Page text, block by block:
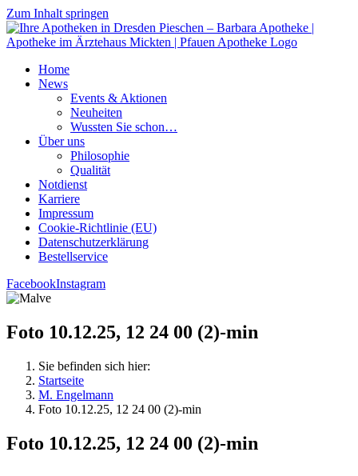
Zum Inhalt springen
Home
News
Events & Aktionen
Neu­hei­ten
Wuss­ten Sie schon…
Über uns
Phi­lo­so­phie
Qua­li­tät
Not­dienst
Kar­rie­re
Impres­sum
Coo­kie-Rich­t­­li­­nie (EU)
Datenschutz­erklärung
Bestell­ser­vice
FacebookInstagram
Foto 10.12.25, 12 24 00 (2)-min
Sie befinden sich hier:
Startseite
M. Engel­mann
Foto 10.12.25, 12 24 00 (2)-min
Foto 10.12.25, 12 24 00 (2)-min